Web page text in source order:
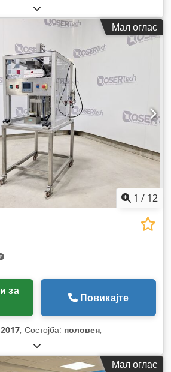
Мал оглас
1 / 12
Повикајте
2017, Состојба: половен,
Мал оглас